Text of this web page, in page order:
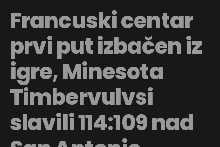
Francuski centar
prvi put izbačen iz
igre, Minesota
Timbervulvsi
slavili 114:109 nad